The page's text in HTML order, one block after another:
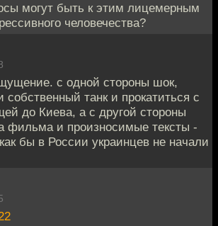
могут быть к этим лицемерным
человечества?
с одной стороны шок,
собственный танк и прокатиться с
до Киева, а с другой стороны
фильма и произносимые тексты -
бы в России украинцев не начали